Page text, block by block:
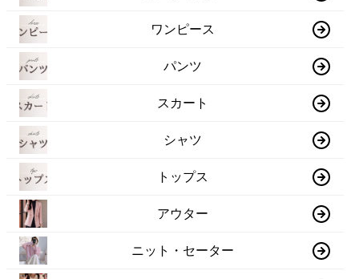
ワンピース
パンツ
スカート
シャツ
トップス
アウター
ニット・セーター